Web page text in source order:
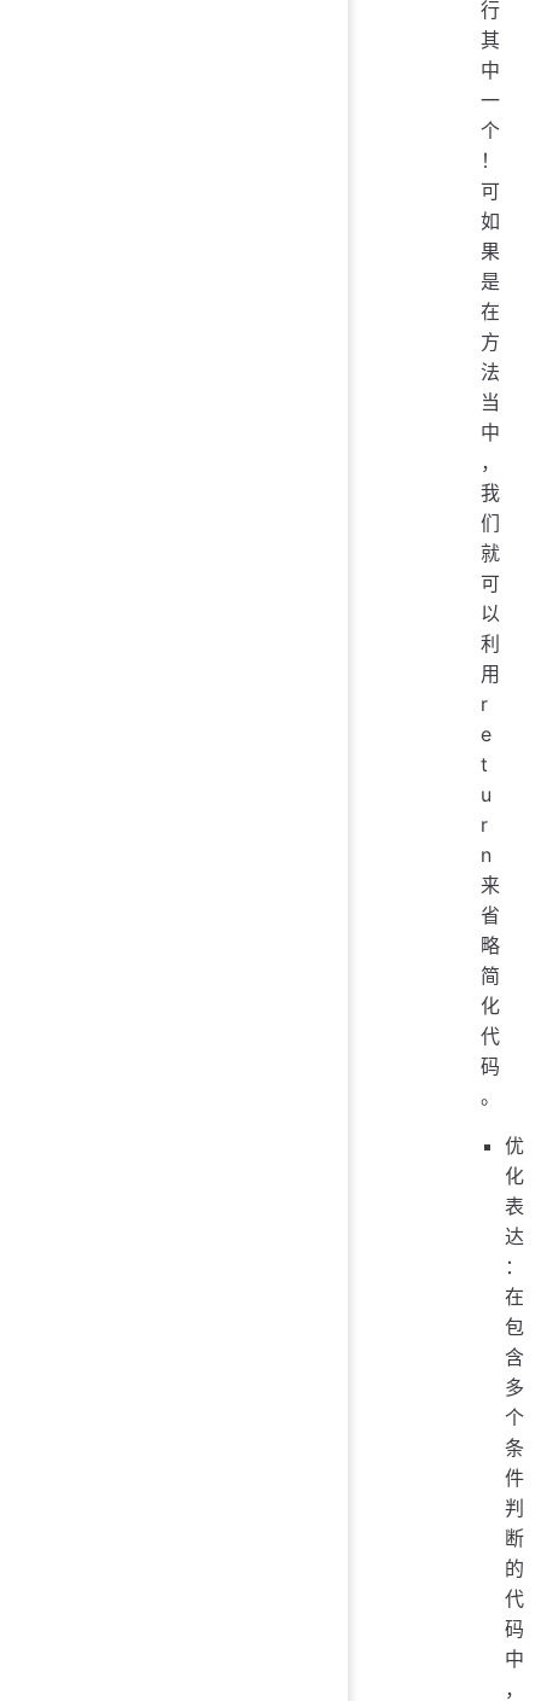
行
其
中
一
个
！
可
如
果
是
在
方
法
当
中
，
我
们
就
可
以
利
用
r
e
t
u
r
n
来
省
略
简
化
代
码
。
优
化
表
达
：
在
包
含
多
个
条
件
判
断
的
代
码
中
，